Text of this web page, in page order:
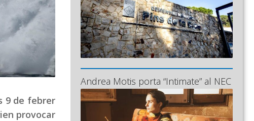
9 de febrer
provocar
Andrea Motis porta “Intimate” al NEC